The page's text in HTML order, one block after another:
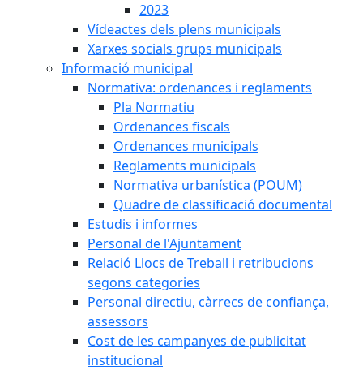
2023
Vídeactes dels plens municipals
Xarxes socials grups municipals
Informació municipal
Normativa: ordenances i reglaments
Pla Normatiu
Ordenances fiscals
Ordenances municipals
Reglaments municipals
Normativa urbanística (POUM)
Quadre de classificació documental
Estudis i informes
Personal de l'Ajuntament
Relació Llocs de Treball i retribucions
segons categories
Personal directiu, càrrecs de confiança,
assessors
Cost de les campanyes de publicitat
institucional